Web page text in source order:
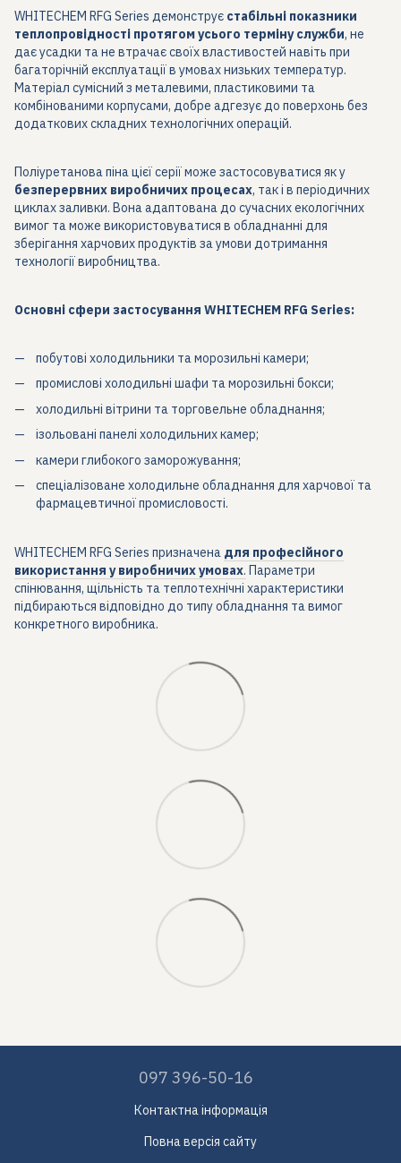
WHITECHEM RFG Series демонструє стабільні показники
теплопровідності протягом усього терміну служби, не
дає усадки та не втрачає своїх властивостей навіть при
багаторічній експлуатації в умовах низьких температур.
Матеріал сумісний з металевими, пластиковими та
комбінованими корпусами, добре адгезує до поверхонь без
додаткових складних технологічних операцій.
Поліуретанова піна цієї серії може застосовуватися як у
безперервних виробничих процесах, так і в періодичних
циклах заливки. Вона адаптована до сучасних екологічних
вимог та може використовуватися в обладнанні для
зберігання харчових продуктів за умови дотримання
технології виробництва.
Основні сфери застосування WHITECHEM RFG Series:
побутові холодильники та морозильні камери;
промислові холодильні шафи та морозильні бокси;
холодильні вітрини та торговельне обладнання;
ізольовані панелі холодильних камер;
камери глибокого заморожування;
спеціалізоване холодильне обладнання для харчової та
фармацевтичної промисловості.
WHITECHEM RFG Series призначена для професійного
використання у виробничих умовах. Параметри
спінювання, щільність та теплотехнічні характеристики
підбираються відповідно до типу обладнання та вимог
конкретного виробника.
097 396-50-16
Контактна інформація
Повна версія сайту